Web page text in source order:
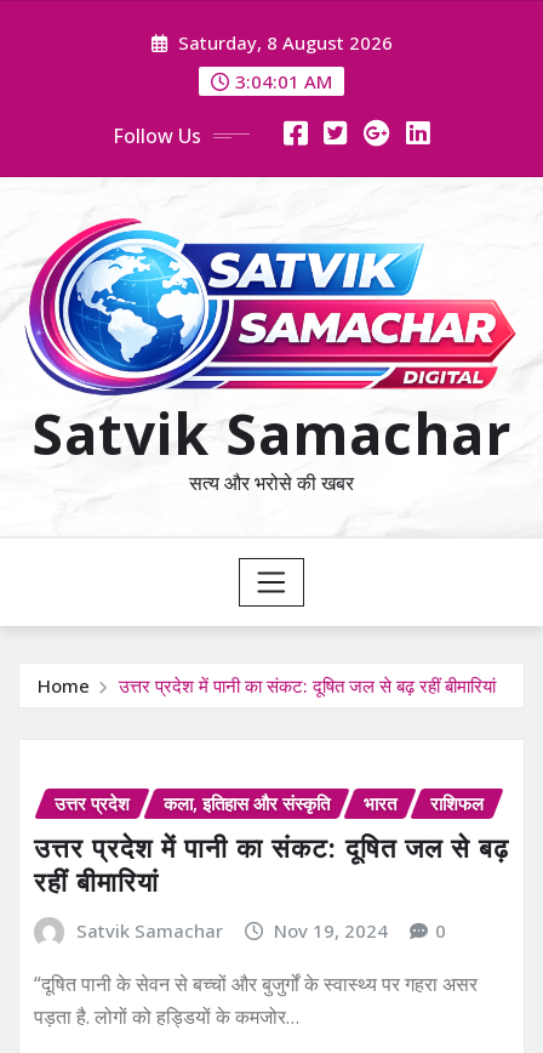
Saturday, 8 August 2026
3:04:02 AM
Follow Us
Satvik Samachar
सत्य और भरोसे की खबर
Home उत्तर प्रदेश में पानी का संकट: दूषित जल से बढ़ रहीं बीमारियां
उत्तर प्रदेश कला, इतिहास और संस्कृति भारत राशिफल
उत्तर प्रदेश में पानी का संकट: दूषित जल से बढ़
रहीं बीमारियां
Satvik Samachar Nov 19, 2024 0
“दूषित पानी के सेवन से बच्चों और बुजुर्गों के स्वास्थ्य पर गहरा असर
पड़ता है. लोगों को हड्डियों के कमजोर…